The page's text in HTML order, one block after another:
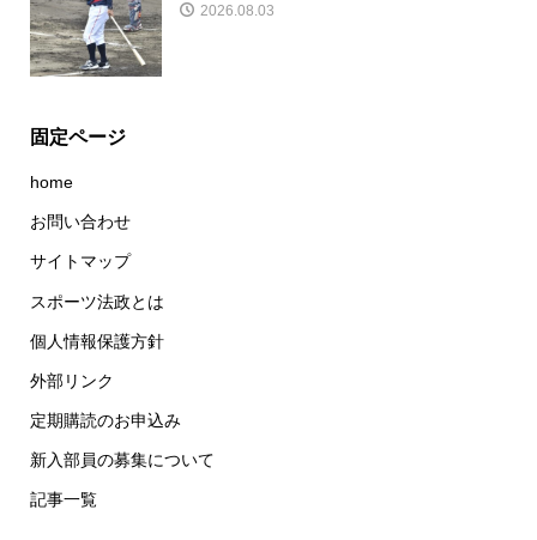
2026.08.03
固定ページ
home
お問い合わせ
サイトマップ
スポーツ法政とは
個人情報保護方針
外部リンク
定期購読のお申込み
新入部員の募集について
記事一覧